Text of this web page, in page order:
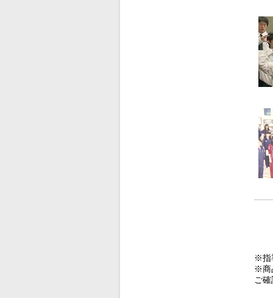
※指
※商
ご